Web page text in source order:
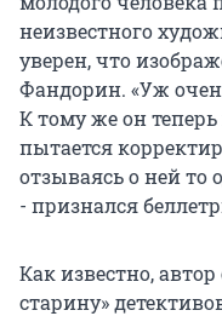
неизвестного
уверен, что
Фандорин. «Уж
К тому же он
пытается
отзываясь о ней то
- признался
Как известно,
старину»